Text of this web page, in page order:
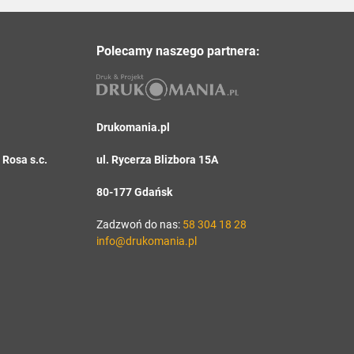
s.c.
Polecamy naszego partnera:
Drukomania.pl
ul. Rycerza Blizbora 15A
80-177 Gdańsk
Zadzwoń do nas: 58 304 18 28
info@drukomania.pl